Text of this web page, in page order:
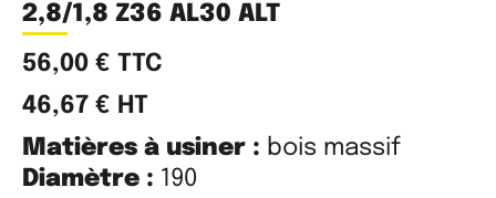
2,8/1,8 Z36 AL30 ALT
56,00 € TTC
46,67 € HT
Matières à usiner : bois massif
Diamètre : 190